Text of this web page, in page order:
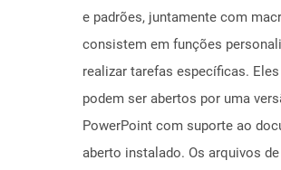
e padrões, juntamente com
consistem em funções
realizar tarefas específicas.
podem ser abertos por uma
PowerPoint com suporte ao
aberto instalado. Os arquivos